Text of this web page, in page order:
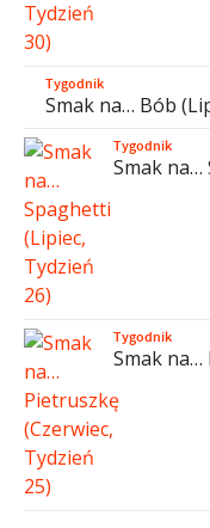
Tygodnik
Smak na… Bób
Tygodnik
Smak na…
Tygodnik
Smak na…